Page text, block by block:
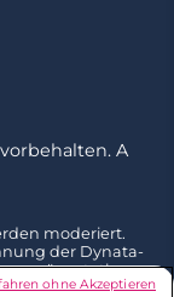
A
moderiert.
der Dynata-
repräsentativen
in Deutschland
ohne Akzeptieren